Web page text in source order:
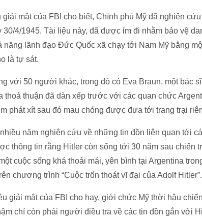
mật của FBI cho biết, Chính phủ Mỹ đã nghiên
4/1945. Tài liệu này, đã được ỉm đi nhằm bảo vệ
năng lãnh đạo Đức Quốc xã chạy tới Nam Mỹ bằng
là tự sát.
với 50 người khác, trong đó có Eva Braun, một bác
thoả thuận đã dàn xếp trước với các quan chức
phát xít sau đó mau chóng được đưa tới trang trại
năm nghiên cứu về những tin đồn liên quan tới
thông tin rằng Hitler còn sống tới 30 năm sau chiến
cuộc sống khá thoải mái, yên bình tại Argentina
chương trình “Cuộc trốn thoát vĩ đại của Adolf Hitler”.
giải mật của FBI cho hay, giới chức Mỹ thời hậu
chí còn phái người điều tra về các tin đồn gắn với